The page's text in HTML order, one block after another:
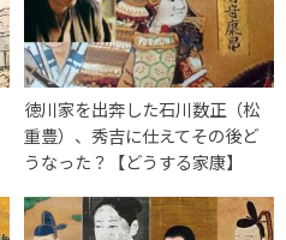
徳川家を出奔した石川数正（松
重豊）、秀吉に仕えてその後ど
うなった？【どうする家康】